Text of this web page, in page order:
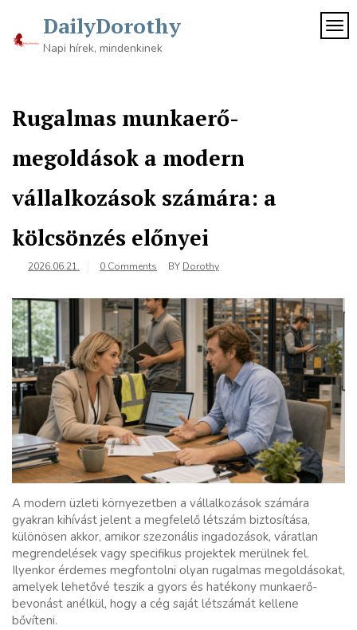
content
DailyDorothy
Napi hírek, mindenkinek
Rugalmas munkaerő-
megoldások a modern
vállalkozások számára: a
kölcsönzés előnyei
2026.06.21. 0 Comments BY Dorothy
A modern üzleti környezetben a vállalkozások számára
gyakran kihívást jelent a megfelelő létszám biztosítása,
különösen akkor, amikor szezonális ingadozások, váratlan
megrendelések vagy specifikus projektek merülnek fel.
Ilyenkor érdemes megfontolni olyan rugalmas megoldásokat,
amelyek lehetővé teszik a gyors és hatékony munkaerő-
bevonást anélkül, hogy a cég saját létszámát kellene
bővíteni.